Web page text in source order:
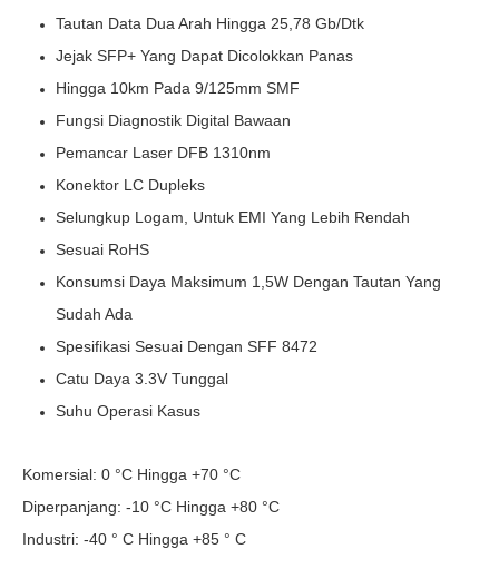
Tautan Data Dua Arah Hingga 25,78 Gb/dtk
Jejak SFP+ Yang Dapat Dicolokkan Panas
Hingga 10km Pada 9/125mm SMF
Fungsi Diagnostik Digital Bawaan
Pemancar Laser DFB 1310nm
Konektor LC Dupleks
Selungkup Logam, Untuk EMI Yang Lebih Rendah
Sesuai RoHS
Konsumsi Daya Maksimum 1,5W Dengan Tautan Yang
Sudah Ada
Spesifikasi Sesuai Dengan SFF 8472
Catu Daya 3.3V Tunggal
Suhu Operasi Kasus
Komersial: 0 °C Hingga +70 °C
Diperpanjang: -10 °C Hingga +80 °C
Industri: -40 ° C Hingga +85 ° C